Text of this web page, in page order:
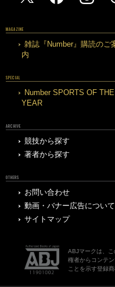
MAGAZINE
雑誌『Number』購読のご
内
SPECIAL
Number SPORTS OF THE
YEAR
ARCHIVE
競技から探す
著者から探す
OTHERS
お問い合わせ
動画・バナー広告について
サイトマップ
ABJマークは、
権者からコンテ
ことを示す登録